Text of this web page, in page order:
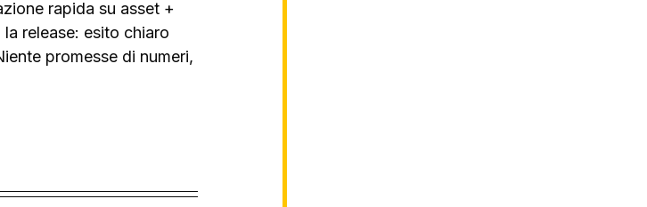
release: esito chiaro
promesse di numeri,